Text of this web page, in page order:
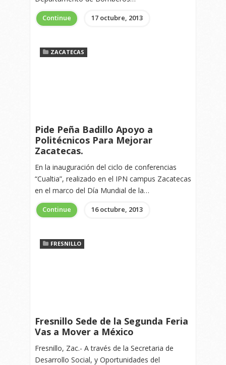
Continue 17 octubre, 2013
ZACATECAS
Pide Peña Badillo Apoyo a
Politécnicos Para Mejorar
Zacatecas.
En la inauguración del ciclo de conferencias
“Cualtia”, realizado en el IPN campus Zacatecas
en el marco del Día Mundial de la…
Continue 16 octubre, 2013
FRESNILLO
Fresnillo Sede de la Segunda Feria
Vas a Mover a México
Fresnillo, Zac.- A través de la Secretaria de
Desarrollo Social, y Oportunidades del